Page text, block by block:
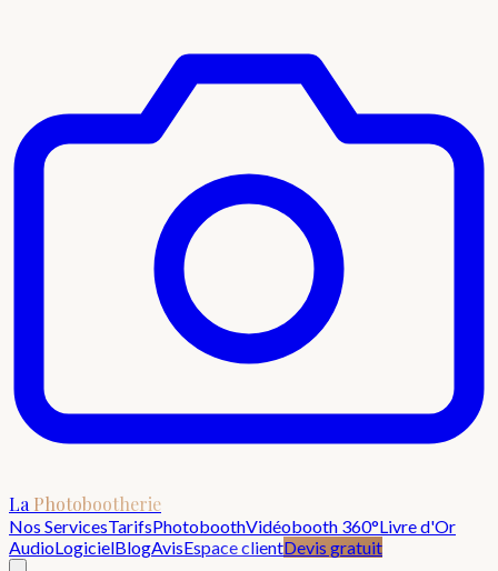
La Photobootherie
Nos ServicesTarifsPhotoboothVidéobooth 360°Livre d'Or
AudioLogicielBlogAvisEspace clientDevis gratuit